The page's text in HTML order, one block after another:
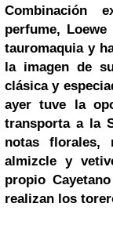
Combinación
perfume, Loewe
tauromaquia y
la imagen de
clásica y
ayer tuve la
transporta a la
notas florales,
almizcle y
propio
realizan los